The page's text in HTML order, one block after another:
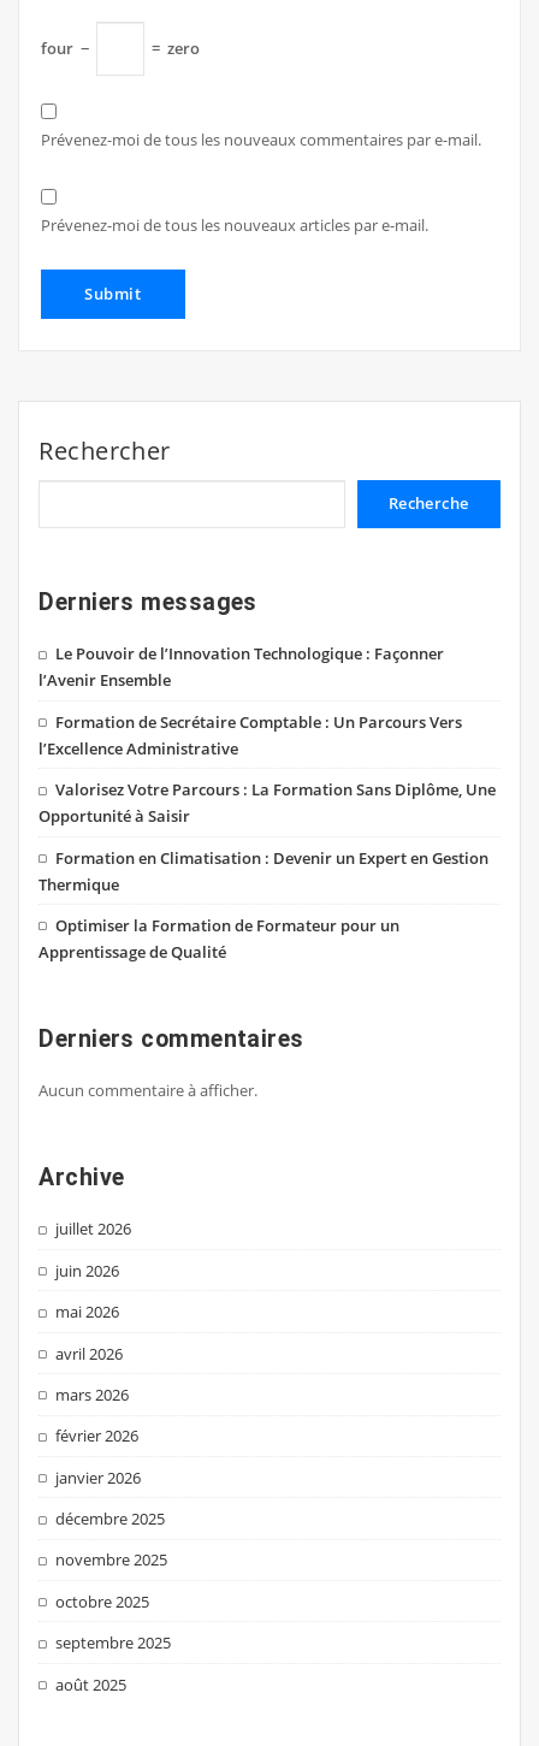
four − = zero
Prévenez-moi de tous les nouveaux commentaires par e-mail.
Prévenez-moi de tous les nouveaux articles par e-mail.
Rechercher
Recherche
Derniers messages
Le Pouvoir de l’Innovation Technologique : Façonner
l’Avenir Ensemble
Formation de Secrétaire Comptable : Un Parcours Vers
l’Excellence Administrative
Valorisez Votre Parcours : La Formation Sans Diplôme, Une
Opportunité à Saisir
Formation en Climatisation : Devenir un Expert en Gestion
Thermique
Optimiser la Formation de Formateur pour un
Apprentissage de Qualité
Derniers commentaires
Aucun commentaire à afficher.
Archive
juillet 2026
juin 2026
mai 2026
avril 2026
mars 2026
février 2026
janvier 2026
décembre 2025
novembre 2025
octobre 2025
septembre 2025
août 2025